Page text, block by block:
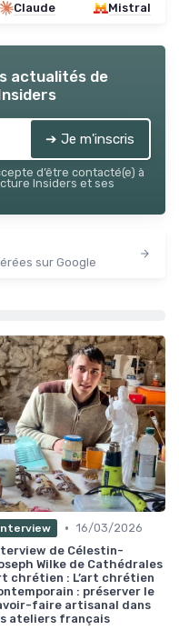
Claude Mistral
actualités de
➔ Je m'inscris
d’être contacté(e) à
Insiders et ses
sur Google
• 16/03/2026
de Célestin-
Wilke de Cathédrales
chrétien : L’art chrétien
: préserver le
faire artisanal dans
ateliers français